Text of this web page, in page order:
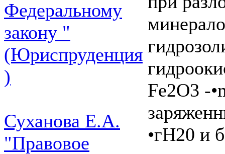
Федеральному
закону "
(Юриспруденция
)
Суханова Е.А.
"Правовое
Fe2O3 -
•гН20 и